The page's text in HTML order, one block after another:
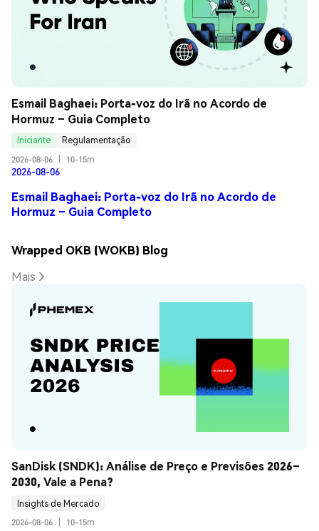
Esmail Baghaei: Porta-voz do Irã no Acordo de
Hormuz – Guia Completo
Iniciante
Regulamentação
2026-08-06
10-15m
2026-08-06
Esmail Baghaei: Porta-voz do Irã no Acordo de
Hormuz – Guia Completo
Wrapped OKB (WOKB) Blog
Mais
SanDisk (SNDK): Análise de Preço e Previsões 2026–
2030, Vale a Pena?
Insights de Mercado
2026-08-06
10-15m